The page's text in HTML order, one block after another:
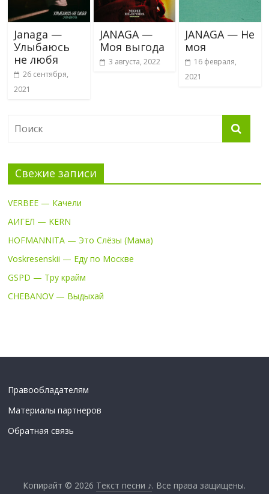
Janaga —
Улыбаюсь
не любя
26 сентября,
2021
JANAGA —
Моя выгода
3 августа, 2022
JANAGA — Не
моя
16 февраля,
2021
Свежие записи
VERBEE — Качели
АИГЕЛ — KERN
HOFMANNITA — Это Слёзы (Мама)
Voskresenskii — Еду по Москве
GSPD — Тру крайм
CHEBANOV — Выдыхай
Правообладателям
Материалы партнеров
Обратная связь
Копирайт © 2026 Текст песни ♪. Все права защищены.